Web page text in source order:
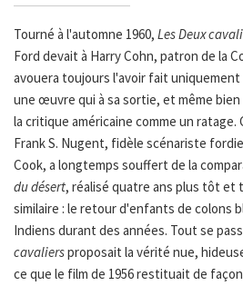
Tourné à l'automne 1960, Les Deux
Ford devait à Harry Cohn, patron de la
avouera toujours l'avoir fait
une œuvre qui à sa sortie, et même
la critique américaine comme un
Frank S. Nugent, fidèle scénariste
Cook, a longtemps souffert de la
du désert, réalisé quatre ans plus tôt et
similaire : le retour d'enfants de colons
Indiens durant des années. Tout se
cavaliersproposait la vérité nue,
ce que le film de 1956 restituait de